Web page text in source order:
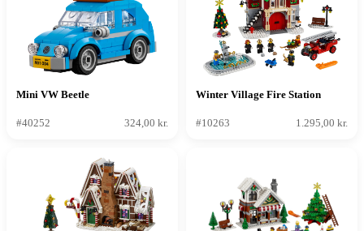
Mini VW Beetle
#40252 324,00 kr.
Winter Village Fire Station
#10263 1.295,00 kr.